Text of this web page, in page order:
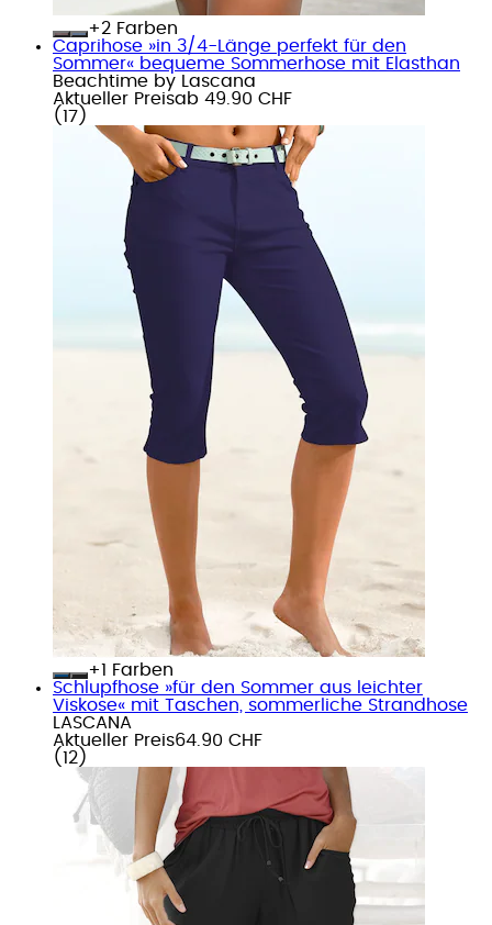
+
Farben
Caprihose »in 3/4-Länge perfekt für den
Sommer« bequeme Sommerhose mit Elasthan
Beachtime by Lascana
Aktueller Preisab 49.90 CHF
( 17 )
+
Farben
Schlupfhose »für den Sommer aus leichter
Viskose« mit Taschen, sommerliche Strandhose
LASCANA
Aktueller Preis64.90 CHF
( 12 )